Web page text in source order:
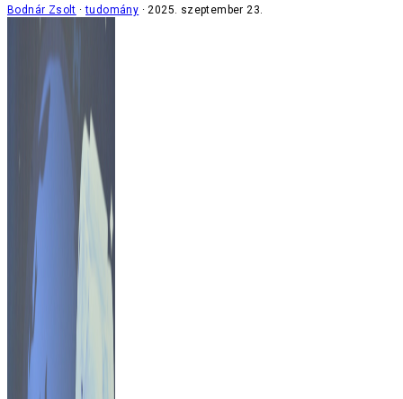
Bodnár Zsolt tudomány 2025. szeptember 23.